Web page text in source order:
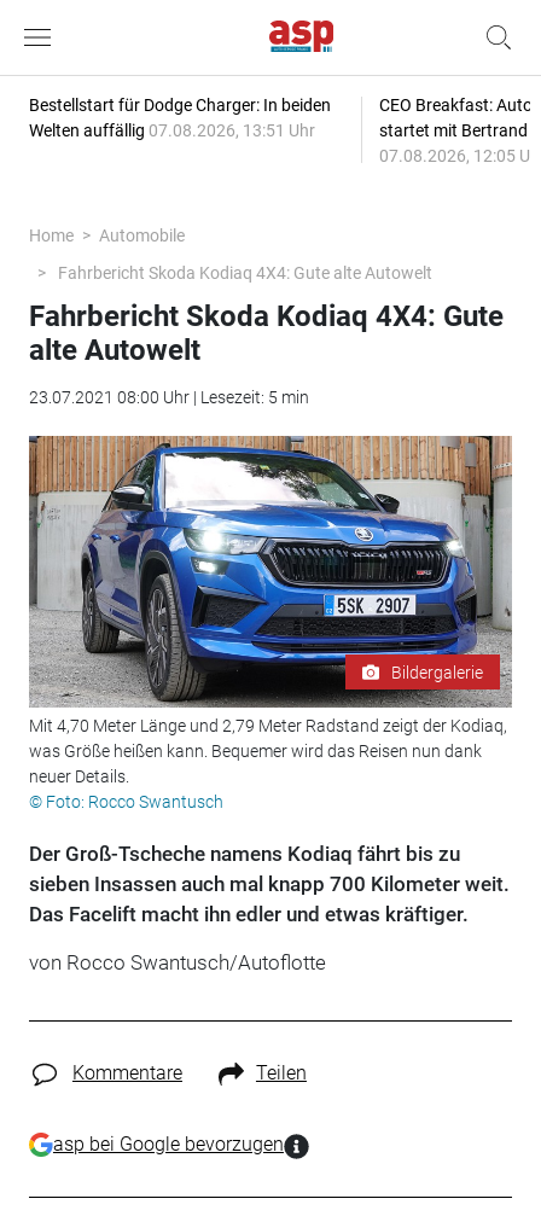
Bestellstart für Dodge Charger: In beiden
Welten auffällig 07.08.2026, 13:51 Uhr
CEO Breakfast:
startet mit Bertrand
07.08.2026, 12:05
Home
Automobile
Fahrbericht Skoda Kodiaq 4X4: Gute alte Autowelt
Fahrbericht Skoda Kodiaq 4X4: Gute
alte Autowelt
23.07.2021 08:00 Uhr | Lesezeit: 5 min
Bildergalerie
Mit 4,70 Meter Länge und 2,79 Meter Radstand zeigt der Kodiaq,
was Größe heißen kann. Bequemer wird das Reisen nun dank
neuer Details.
© Foto: Rocco Swantusch
Der Groß-Tscheche namens Kodiaq fährt bis zu
sieben Insassen auch mal knapp 700 Kilometer weit.
Das Facelift macht ihn edler und etwas kräftiger.
von Rocco Swantusch/Autoflotte
Kommentare Teilen
asp bei Google bevorzugen